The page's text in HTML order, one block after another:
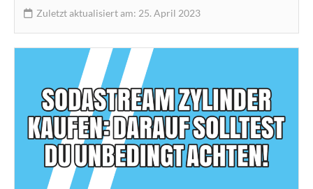
Zuletzt aktualisiert am: 25. April 2023